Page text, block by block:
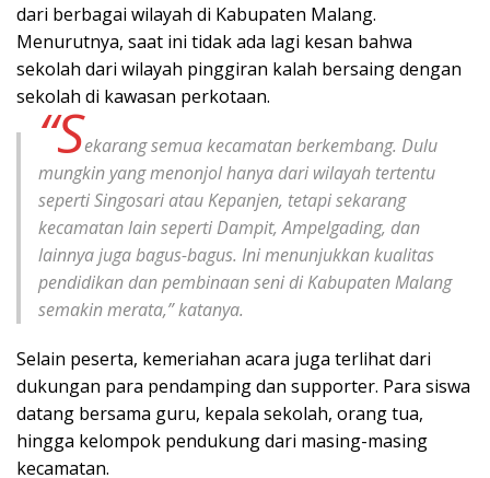
dari berbagai wilayah di Kabupaten Malang.
Menurutnya, saat ini tidak ada lagi kesan bahwa
sekolah dari wilayah pinggiran kalah bersaing dengan
sekolah di kawasan perkotaan.
“Sekarang semua kecamatan berkembang. Dulu
mungkin yang menonjol hanya dari wilayah tertentu
seperti Singosari atau Kepanjen, tetapi sekarang
kecamatan lain seperti Dampit, Ampelgading, dan
lainnya juga bagus-bagus. Ini menunjukkan kualitas
pendidikan dan pembinaan seni di Kabupaten Malang
semakin merata,” katanya.
Selain peserta, kemeriahan acara juga terlihat dari
dukungan para pendamping dan supporter. Para siswa
datang bersama guru, kepala sekolah, orang tua,
hingga kelompok pendukung dari masing-masing
kecamatan.